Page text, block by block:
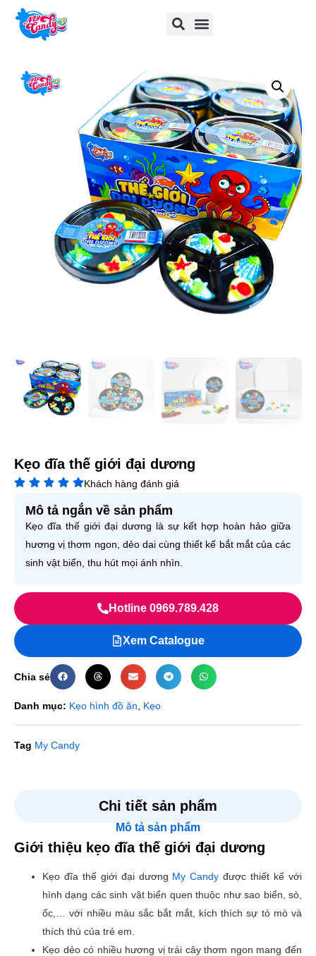
Kẹo đĩa thế giới đại dương
Khách hàng đánh giá
Mô tả ngắn về sản phẩm
Kẹo đĩa thế giới đại dương là sự kết hợp hoàn hảo giữa
hương vị thơm ngon, dẻo dai cùng thiết kế bắt mắt của các
sinh vật biển, thu hút mọi ánh nhìn.
Hotline 0969.789.428
Xem Catalogue
Chia sẻ
Danh mục: Kẹo hình đồ ăn Kẹo
Tag My Candy
Chi tiết sản phẩm
Mô tả sản phẩm
Giới thiệu kẹo đĩa thế giới đại dương
Kẹo đĩa thế giới đại dương My Candy được thiết kế với
hình dạng các sinh vật biển quen thuộc như sao biển, sò,
ốc,… với nhiều màu sắc bắt mắt, kích thích sự tò mò và
thích thú của trẻ em.
Kẹo dẻo có nhiều hương vị trái cây thơm ngon mang đến
Chưa có đánh giá nào.
dương”
Email của bạn sẽ không được hiển thị công khai. Các
trường bắt buộc được đánh dấu*